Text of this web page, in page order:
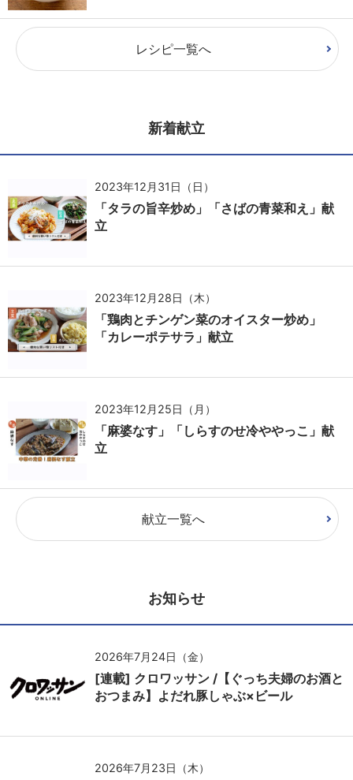
レシピ一覧へ
新着献立
2023年12月31日（日）
「タラの旨辛炒め」「さばの青菜和え」献
立
2023年12月28日（木）
「鶏肉とチンゲン菜のオイスター炒め」
「カレーポテサラ」献立
2023年12月25日（月）
「麻婆なす」「しらすのせ冷ややっこ」献
立
献立一覧へ
お知らせ
2026年7月24日（金）
[連載] クロワッサン /【ぐっち夫婦のお酒と
おつまみ】よだれ豚しゃぶ×ビール
2026年7月23日（木）